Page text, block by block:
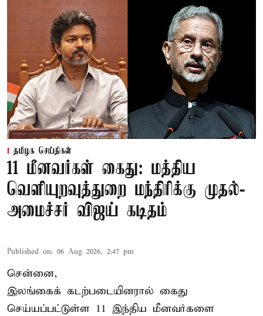
தமிழக செய்திகள்
11 மீனவர்கள் கைது: மத்திய
வெளியுறவுத்துறை மந்திரிக்கு முதல்-
அமைச்சர் விஜய் கடிதம்
Published on: 06 Aug 2026, 2:47 pm
சென்னை,
இலங்கைக் கடற்படையினரால் கைது
செய்யப்பட்டுள்ள 11 இந்திய மீனவர்களை